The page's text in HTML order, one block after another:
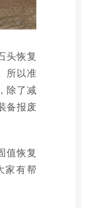
头恢复
所以准
除了减
备报废
值恢复
家有帮